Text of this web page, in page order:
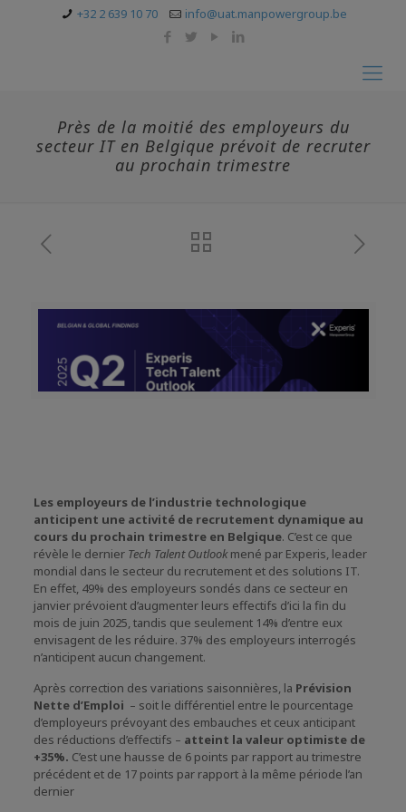
+32 2 639 10 70 info@uat.manpowergroup.be
Près de la moitié des employeurs du
secteur IT en Belgique prévoit de recruter
au prochain trimestre
Les employeurs de l’industrie technologique
anticipent une activité de recrutement dynamique au
cours du prochain trimestre en Belgique. C’est ce que
révèle le dernier Tech Talent Outlookmené par Experis, leader
mondial dans le secteur du recrutement et des solutions IT.
En effet, 49% des employeurs sondés dans ce secteur en
janvier prévoient d’augmenter leurs effectifs d’ici la fin du
mois de juin 2025, tandis que seulement 14% d’entre eux
envisagent de les réduire. 37% des employeurs interrogés
n’anticipent aucun changement.
Après correction des variations saisonnières, la Prévision
Nette d’Emploi – soit le différentiel entre le pourcentage
d’employeurs prévoyant des embauches et ceux anticipant
des réductions d’effectifs – atteint la valeur optimiste de
+35%. C’est une hausse de 6 points par rapport au trimestre
précédent et de 17 points par rapport à la même période l’an
dernier